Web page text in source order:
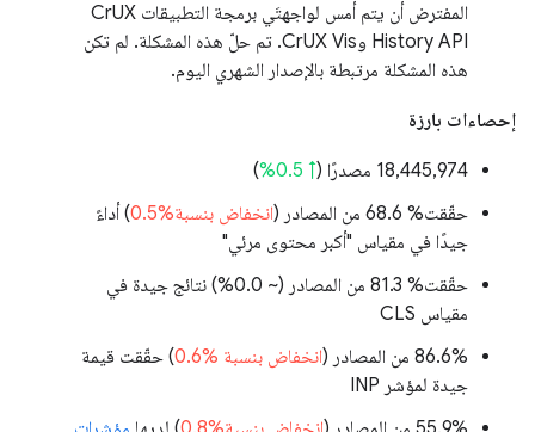
المفترض أن يتم أمس لواجهتَي برمجة التطبيقات CrUX
History API وCrUX Vis. تم حلّ هذه المشكلة. لم تكن
هذه المشكلة مرتبطة بالإصدار الشهري اليوم.
إحصاءات بارزة
‫18,445,974 مصدرًا ( ↑ 0.5%
)
حقّقت% 68.6 من المصادر (
انخفاض بنسبة%0.5
) أداءً
جيدًا في مقياس "أكبر محتوى مرئي"
حقّقت% 81.3 من المصادر (
~ 0.0%
) نتائج جيدة في
مقياس CLS
‫86.6% من المصادر (
انخفاض بنسبة ‏0.6%
) حقّقت قيمة
جيدة لمؤشر INP